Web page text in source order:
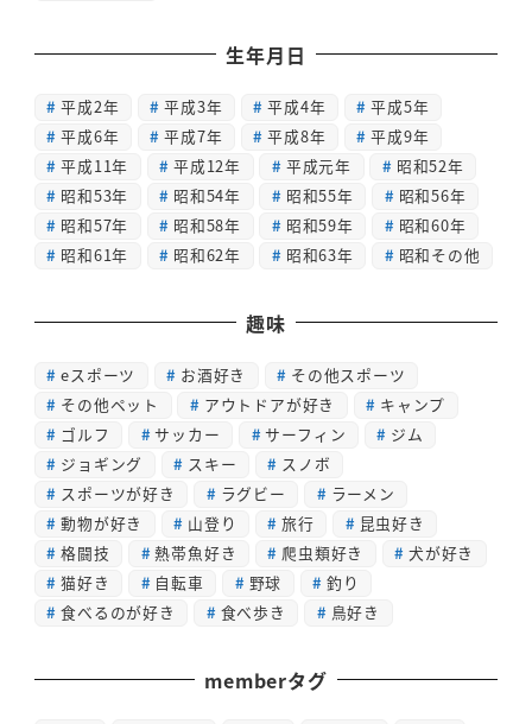
生年月日
平成2年 平成3年 平成4年
平成5年
平成6年
平成7年 平成8年
平成9年
平成11年
平成12年 平成元年
昭和52年
昭和53年
昭和54年 昭和55年
昭和56年
昭和57年
昭和58年 昭和59年
昭和60年
昭和61年
昭和62年 昭和63年 昭和その他
趣味
eスポーツ お酒好き
その他スポーツ
その他ペット
アウトドアが好き
キャンプ
ゴルフ
サッカー サーフィン
ジム
ジョギング
スキー
スノボ
スポーツが好き
ラグビー
ラーメン
動物が好き
山登り 旅行
昆虫好き
格闘技
熱帯魚好き 爬虫類好き
犬が好き
猫好き
自転車 野球
釣り
食べるのが好き
食べ歩き 鳥好き
memberタグ